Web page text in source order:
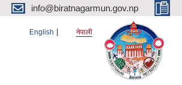
info@biratnagarmun.gov.np
English नेपाली